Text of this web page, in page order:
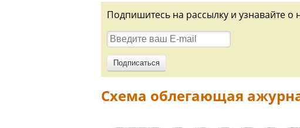
Подпишитесь на рассылку и узнавайте
Схема облегающая